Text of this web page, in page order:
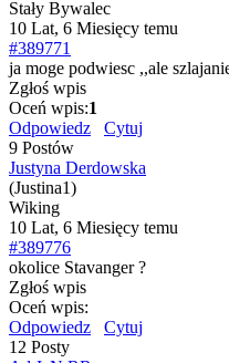
Stały Bywalec
10 Lat, 6 Miesięcy temu
#389771
ja moge podwiesc ,,ale
Zgłoś wpis
Oceń wpis:1
Odpowiedz
Cytuj
9 Postów
Justyna Derdowska
(Justina1)
Wiking
10 Lat, 6 Miesięcy temu
#389776
okolice Stavanger ?
Zgłoś wpis
Oceń wpis:
Odpowiedz
Cytuj
12 Posty